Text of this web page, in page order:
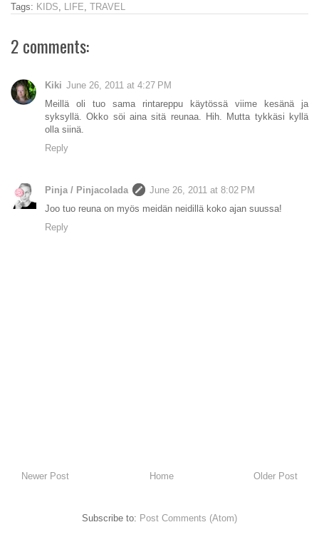
Tags: KIDS LIFE TRAVEL
2 comments:
Kiki June 26, 2011 at 4:27 PM
Meillä oli tuo sama rintareppu käytössä viime kesänä ja
syksyllä. Okko söi aina sitä reunaa. Hih. Mutta tykkäsi kyllä
olla siinä.
Reply
Pinja / Pinjacolada
June 26, 2011 at 8:02 PM
Joo tuo reuna on myös meidän neidillä koko ajan suussa!
Reply
Newer Post Older Post
Home
Subscribe to: Post Comments (Atom)